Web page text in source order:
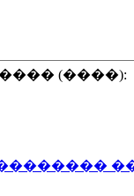
(����):